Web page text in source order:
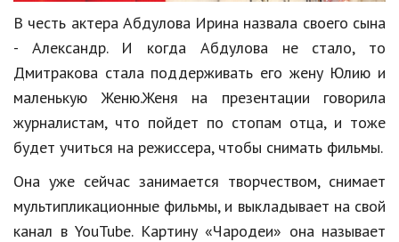
Мода и стиль
Бизнес
Хобби и развлечения
Финансы
Юриспруденция
Природа
Образование
В честь актера Абдулова Ирина назвала своего сына
- Александр. И когда Абдулова не стало, то
Дмитракова стала поддерживать его жену Юлию и
маленькую Женю.Женя на презентации говорила
журналистам, что пойдет по стопам отца, и тоже
будет учиться на режиссера, чтобы снимать фильмы.
Она уже сейчас занимается творчеством, снимает
мультипликационные фильмы, и выкладывает на свой
канал в YouTube. Картину «Чародеи» она называет